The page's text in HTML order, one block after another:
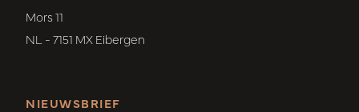
Mors 11
NL - 7151 MX Eibergen
NIEUWSBRIEF